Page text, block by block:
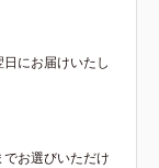
にお届けいたし
お選びいただけ